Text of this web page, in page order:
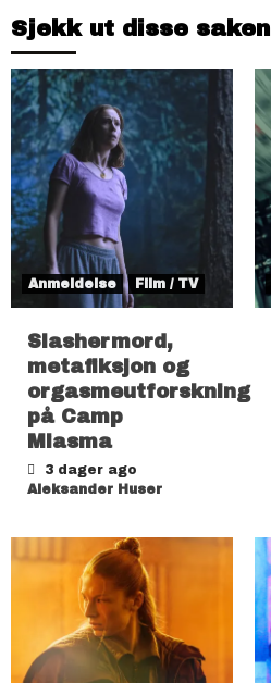
Sjekk ut disse
Anmeldelse Film / TV
Slashermord,
metafiksjon og
orgasmeutforskning
på Camp
Miasma
3 dager ago
Aleksander Huser